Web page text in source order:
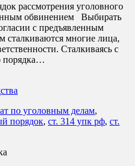
рассмотрения уголовного
обвинением Выбирать
с предъявленным
сталкиваются многие лица,
Сталкиваясь с
порядка…
по уголовным делам,
порядок, ст. 314 упк рф, ст.